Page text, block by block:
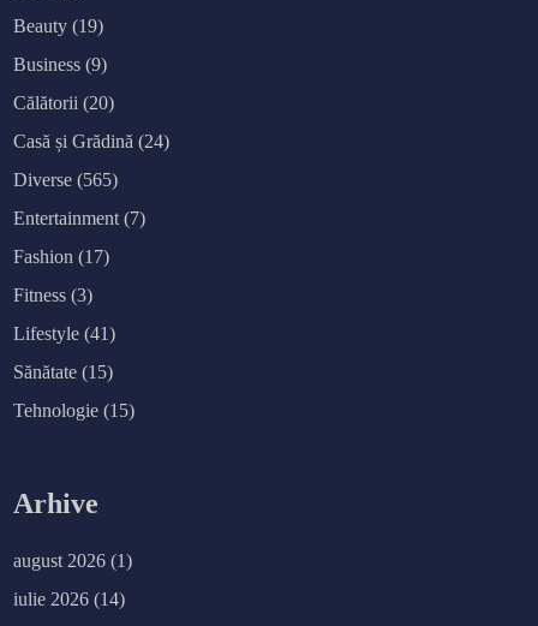
Beauty (19)
Business (9)
Călătorii (20)
Casă și Grădină (24)
Diverse (565)
Entertainment (7)
Fashion (17)
Fitness (3)
Lifestyle (41)
Sănătate (15)
Tehnologie (15)
Arhive
august 2026 (1)
iulie 2026 (14)